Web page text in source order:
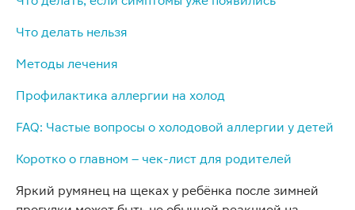
Что делать нельзя
Методы лечения
Профилактика аллергии на холод
FAQ: Частые вопросы о холодовой аллергии у детей
Коротко о главном – чек-лист для родителей
Яркий румянец на щеках у ребёнка после зимней